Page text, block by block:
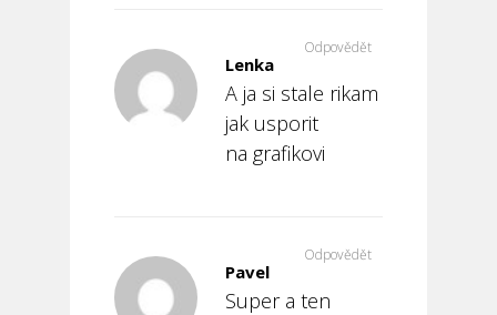
Lenka
A ja si stale rikam
jak usporit
na grafikovi
Odpovědět
Pavel
Super a ten
Odpovědět